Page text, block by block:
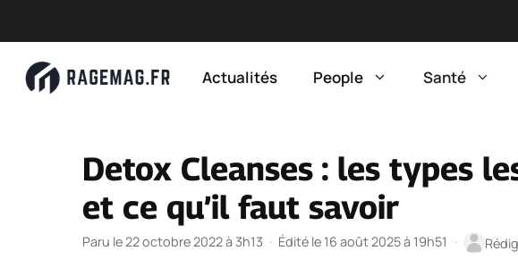
Actualités People Santé
Detox Cleanses : les types
et ce qu’il faut savoir
Paru le 22 octobre 2022 à 3h13 · Édité le 16 août 2025 à 19h51 ·